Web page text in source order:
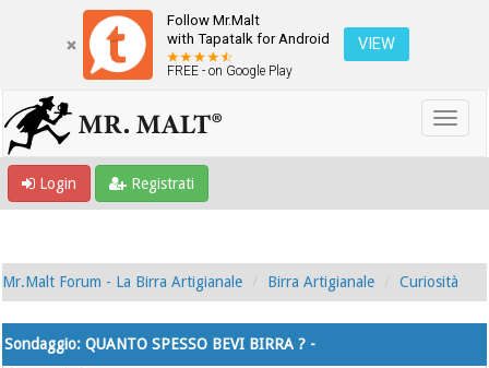
Follow Mr.Malt
with Tapatalk for Android
FREE - on Google Play
VIEW
Login Registrati
Mr.Malt Forum - La Birra Artigianale Birra Artigianale Curiosità
Sondaggio: QUANTO SPESSO BEVI BIRRA ? -